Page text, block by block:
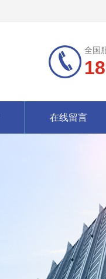
全国
在线留言